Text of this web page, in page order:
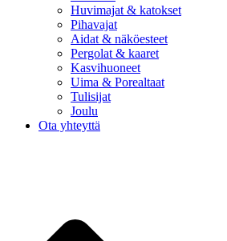
Huvimajat & katokset
Pihavajat
Aidat & näköesteet
Pergolat & kaaret
Kasvihuoneet
Uima & Porealtaat
Tulisijat
Joulu
Ota yhteyttä